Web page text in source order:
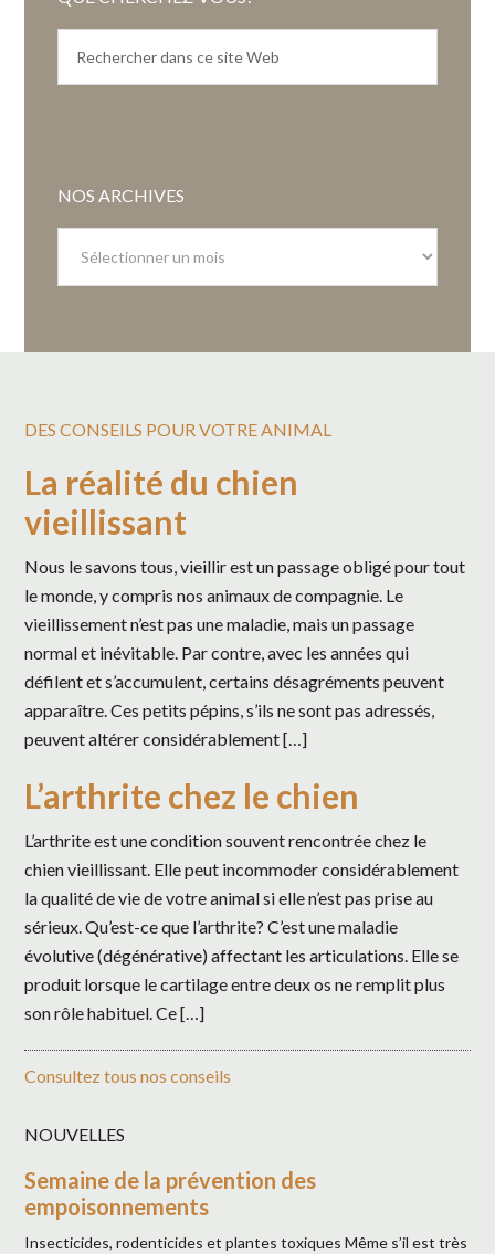
NOS ARCHIVES
archives
DES CONSEILS POUR VOTRE ANIMAL
La réalité du chien
vieillissant
Nous le savons tous, vieillir est un passage obligé pour tout
le monde, y compris nos animaux de compagnie. Le
vieillissement n’est pas une maladie, mais un passage
normal et inévitable. Par contre, avec les années qui
défilent et s’accumulent, certains désagréments peuvent
apparaître. Ces petits pépins, s’ils ne sont pas adressés,
peuvent altérer considérablement […]
L’arthrite chez le chien
L’arthrite est une condition souvent rencontrée chez le
chien vieillissant. Elle peut incommoder considérablement
la qualité de vie de votre animal si elle n’est pas prise au
sérieux. Qu’est-ce que l’arthrite? C’est une maladie
évolutive (dégénérative) affectant les articulations. Elle se
produit lorsque le cartilage entre deux os ne remplit plus
son rôle habituel. Ce […]
Consultez tous nos conseils
NOUVELLES
Semaine de la prévention des
empoisonnements
Insecticides, rodenticides et plantes toxiques Même s’il est très